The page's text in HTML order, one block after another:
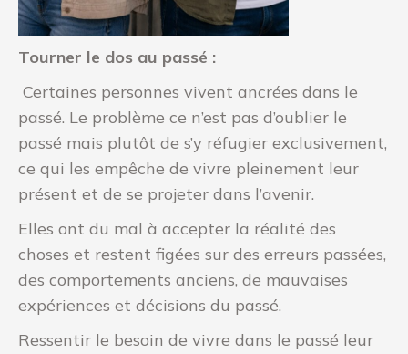
Tourner le dos au passé :
Certaines personnes vivent ancrées dans le
passé. Le problème ce n’est pas d’oublier le
passé mais plutôt de s’y réfugier exclusivement,
ce qui les empêche de vivre pleinement leur
présent et de se projeter dans l’avenir.
Elles ont du mal à accepter la réalité des
choses et restent figées sur des erreurs passées,
des comportements anciens, de mauvaises
expériences et décisions du passé.
Ressentir le besoin de vivre dans le passé leur